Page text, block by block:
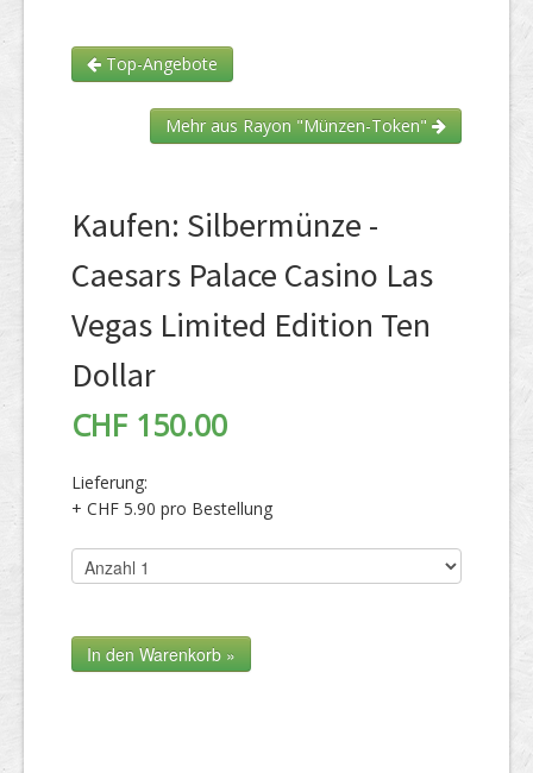
Top-Angebote
Mehr aus Rayon "Münzen-Token"
Kaufen: Silbermünze -
Caesars Palace Casino Las
Vegas Limited Edition Ten
Dollar
CHF 150.00
Lieferung:
+ CHF 5.90 pro Bestellung